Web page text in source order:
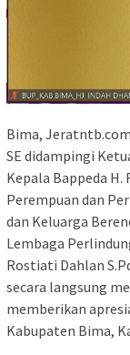
Bima,
SE didampingi
Kepala Bappeda H.
Perempuan dan
dan Keluarga
Lembaga
Rostiati Dahlan
secara langsung
memberikan
Kabupaten Bima,